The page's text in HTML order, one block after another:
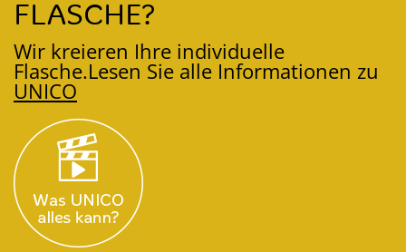
FLASCHE?
Wir kreieren Ihre individuelle
Flasche.Lesen Sie alle Informationen zu
UNICO